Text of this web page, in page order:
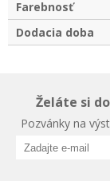
Farebnosť
Dodacia doba
Želáte si
Pozvánky na